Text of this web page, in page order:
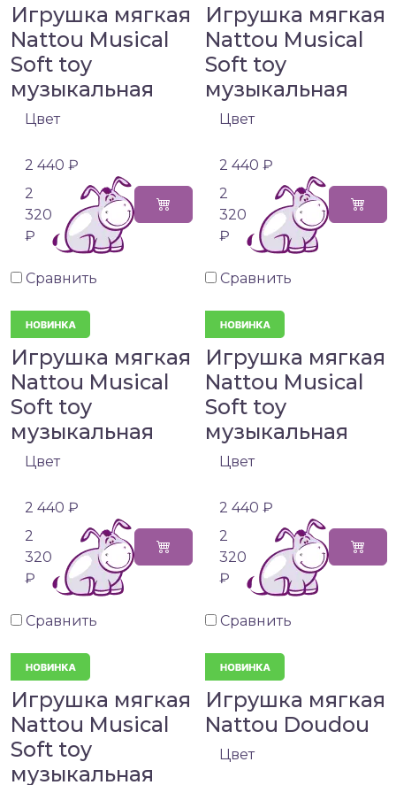
Игрушка мягкая
Nattou Musical
Soft toy
музыкальная
Цвет
2 440 ₽
2
320
₽
Сравнить
Игрушка мягкая
Nattou Musical
Soft toy
музыкальная
Цвет
2 440 ₽
2
320
₽
Сравнить
Игрушка мягкая
Nattou Musical
Soft toy
музыкальная
Цвет
2 440 ₽
2
320
₽
Сравнить
Игрушка мягкая
Nattou Musical
Soft toy
музыкальная
Цвет
2 440 ₽
2
320
₽
Сравнить
Игрушка мягкая
Nattou Musical
Soft toy
музыкальная
Игрушка мягкая
Nattou Doudou
Цвет